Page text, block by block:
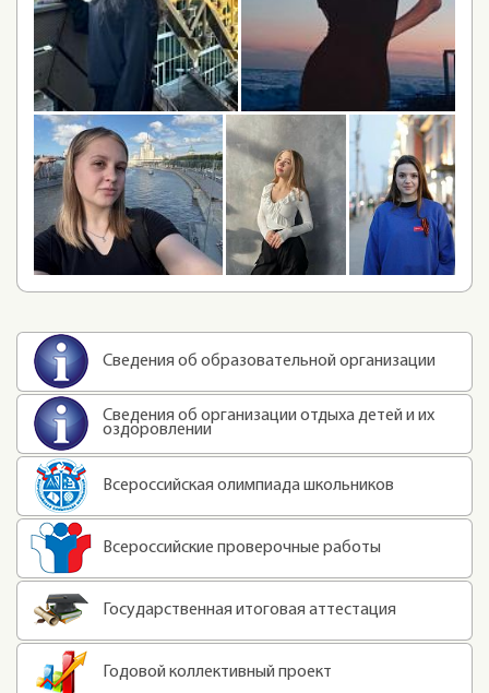
Сведения об образовательной организации
Сведения об организации отдыха детей и их
оздоровлении
Всероссийская олимпиада школьников
Всероссийские проверочные работы
Государственная итоговая аттестация
Годовой коллективный проект